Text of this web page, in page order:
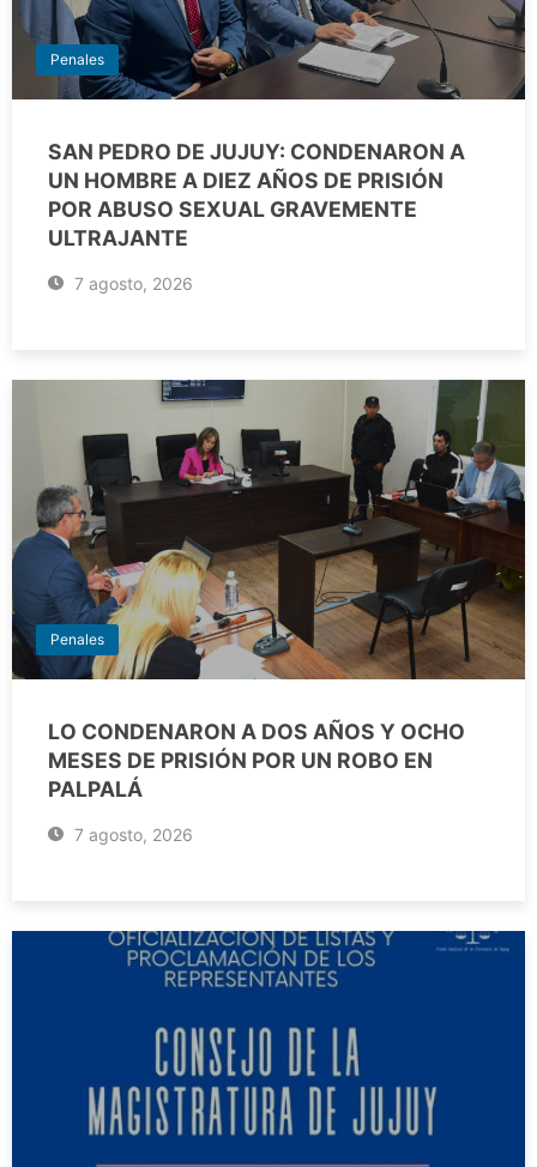
Penales
SAN PEDRO DE JUJUY: CONDENARON A
UN HOMBRE A DIEZ AÑOS DE PRISIÓN
POR ABUSO SEXUAL GRAVEMENTE
ULTRAJANTE
7 agosto, 2026
Penales
LO CONDENARON A DOS AÑOS Y OCHO
MESES DE PRISIÓN POR UN ROBO EN
PALPALÁ
7 agosto, 2026